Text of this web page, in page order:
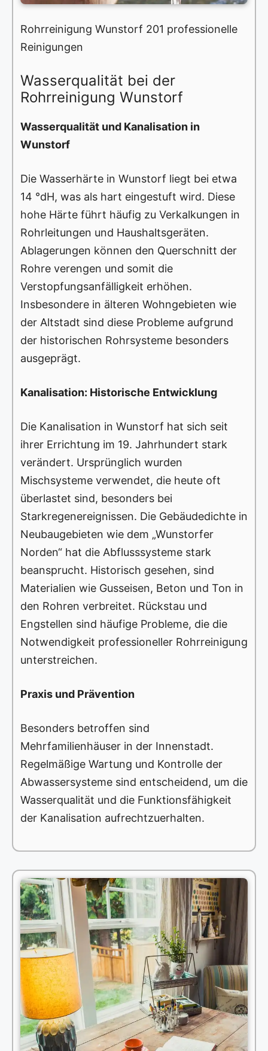
Rohrreinigung Wunstorf 201 professionelle
Reinigungen
Wasserqualität bei der
Rohrreinigung Wunstorf
Wasserqualität und Kanalisation in
Wunstorf
Die Wasserhärte in Wunstorf liegt bei etwa
14 °dH, was als hart eingestuft wird. Diese
hohe Härte führt häufig zu Verkalkungen in
Rohrleitungen und Haushaltsgeräten.
Ablagerungen können den Querschnitt der
Rohre verengen und somit die
Verstopfungsanfälligkeit erhöhen.
Insbesondere in älteren Wohngebieten wie
der Altstadt sind diese Probleme aufgrund
der historischen Rohrsysteme besonders
ausgeprägt.
Kanalisation: Historische Entwicklung
Die Kanalisation in Wunstorf hat sich seit
ihrer Errichtung im 19. Jahrhundert stark
verändert. Ursprünglich wurden
Mischsysteme verwendet, die heute oft
überlastet sind, besonders bei
Starkregenereignissen. Die Gebäudedichte in
Neubaugebieten wie dem „Wunstorfer
Norden“ hat die Abflusssysteme stark
beansprucht. Historisch gesehen, sind
Materialien wie Gusseisen, Beton und Ton in
den Rohren verbreitet. Rückstau und
Engstellen sind häufige Probleme, die die
Notwendigkeit professioneller Rohrreinigung
unterstreichen.
Praxis und Prävention
Besonders betroffen sind
Mehrfamilienhäuser in der Innenstadt.
Regelmäßige Wartung und Kontrolle der
Abwassersysteme sind entscheidend, um die
Wasserqualität und die Funktionsfähigkeit
der Kanalisation aufrechtzuerhalten.